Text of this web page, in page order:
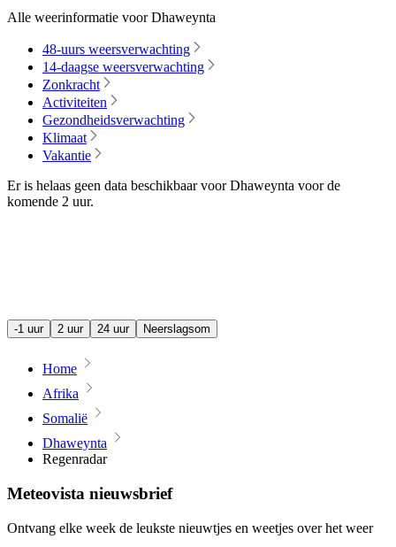
Alle weerinformatie voor Dhaweynta
48-uurs weersverwachting
14-daagse weersverwachting
Zonkracht
Activiteiten
Gezondheidsverwachting
Klimaat
Vakantie
Er is helaas geen data beschikbaar voor Dhaweynta voor de
komende 2 uur.
-1 uur 2 uur 24 uur Neerslagsom
Home
Afrika
Somalië
Dhaweynta
Regenradar
Meteovista nieuwsbrief
Ontvang elke week de leukste nieuwtjes en weetjes over het weer